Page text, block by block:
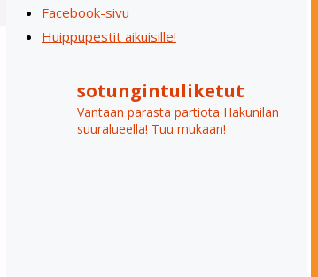
Facebook-sivu
Huippupestit aikuisille!
sotungintuliketut
Vantaan parasta partiota Hakunilan
suuralueella! Tuu mukaan!